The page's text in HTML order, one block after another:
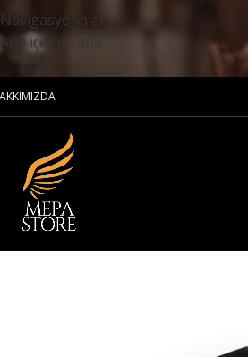
Navigasyona atla
Ana içeriğe atla